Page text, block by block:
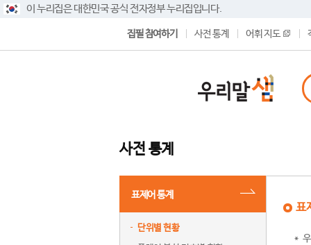
이 누리집은 대한민국 공식 전자정부 누리집입니다.
집필 참여하기 사전 통계 어휘 지도
사전 통계
표제어 통계
단위별 현황
표